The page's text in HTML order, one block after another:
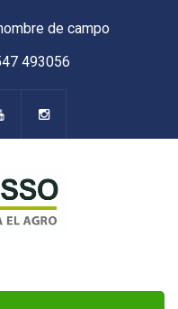
de campo
493056